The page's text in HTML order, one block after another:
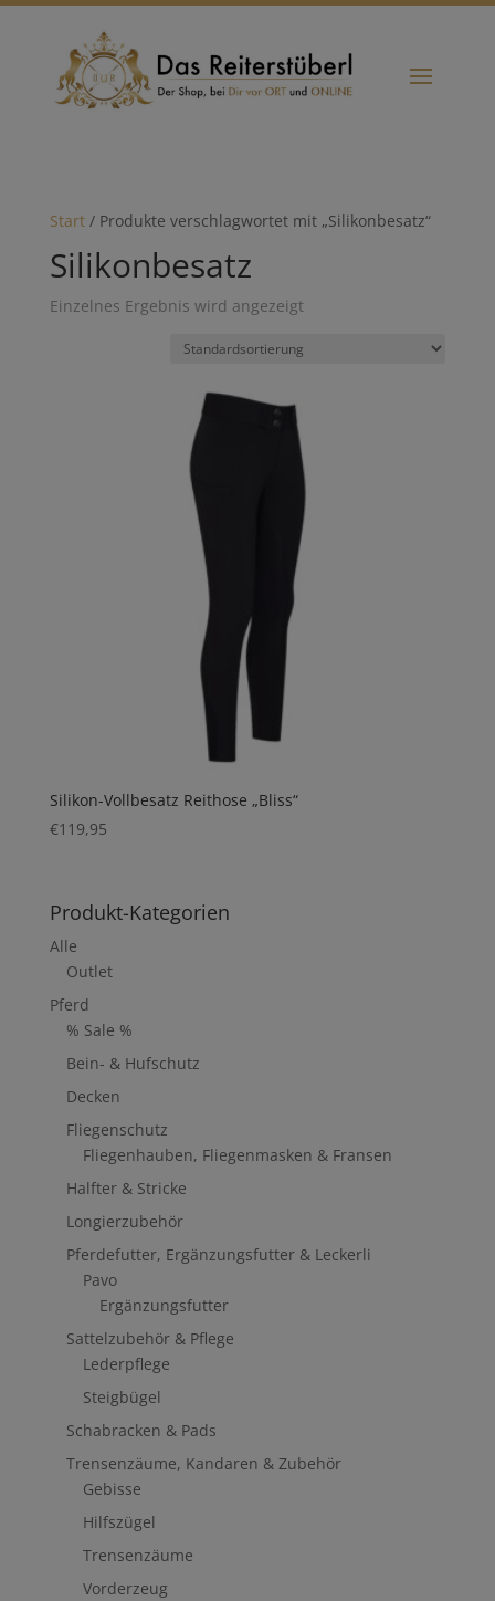
Start/ Produkte verschlagwortet mit „Silikonbesatz“
Silikonbesatz
Einzelnes Ergebnis wird angezeigt
Silikon-Vollbesatz Reithose „Bliss“
€119,95
Produkt-Kategorien
Alle
Outlet
Pferd
% Sale %
Bein- & Hufschutz
Decken
Fliegenschutz
Fliegenhauben, Fliegenmasken & Fransen
Halfter & Stricke
Longierzubehör
Pferdefutter, Ergänzungsfutter & Leckerli
Pavo
Ergänzungsfutter
Sattelzubehör & Pflege
Lederpflege
Steigbügel
Schabracken & Pads
Trensenzäume, Kandaren & Zubehör
Gebisse
Hilfszügel
Trensenzäume
Vorderzeug